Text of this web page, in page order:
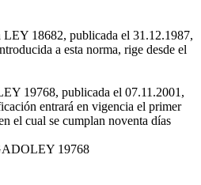
18682, publicada el 31.12.1987,
a esta norma, rige desde el
19768, publicada el 07.11.2001,
entrará en vigencia el primer
el cual se cumplan noventa días
LEY 19768